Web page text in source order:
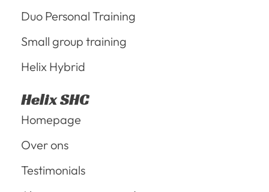
Duo Personal Training
Small group training
Helix Hybrid
Helix SHC
Homepage
Over ons
Testimonials